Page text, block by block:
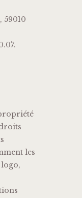
59010
les
logo,